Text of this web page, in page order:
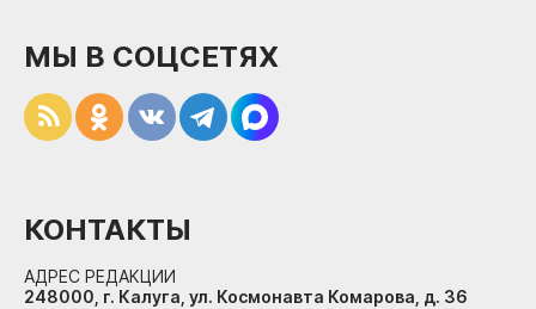
МЫ В СОЦСЕТЯХ
КОНТАКТЫ
АДРЕС РЕДАКЦИИ
248000, г. Калуга, ул. Космонавта Комарова, д. 36